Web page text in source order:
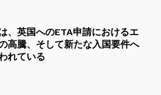
、英国へのETA申請におけるエ
高騰、そして新たな入国要件へ
れている